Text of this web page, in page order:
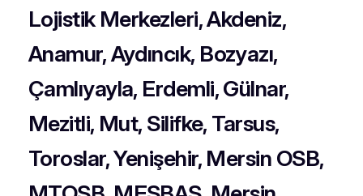
Lojistik Merkezleri, Akdeniz,
Anamur, Aydıncık, Bozyazı,
Çamlıyayla, Erdemli, Gülnar,
Mezitli, Mut, Silifke, Tarsus,
Toroslar, Yenişehir, Mersin OSB,